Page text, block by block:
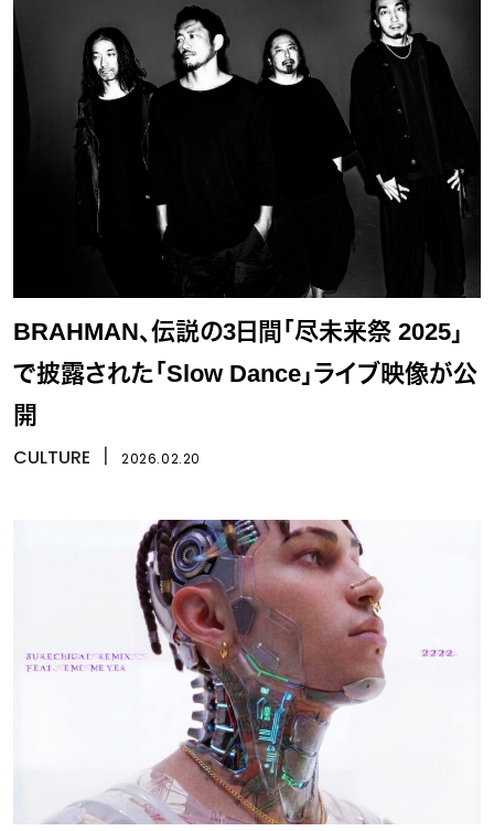
BRAHMAN、伝説の3日間「尽未来祭 2025」
で披露された「Slow Dance」ライブ映像が公
開
CULTURE 2026.02.20